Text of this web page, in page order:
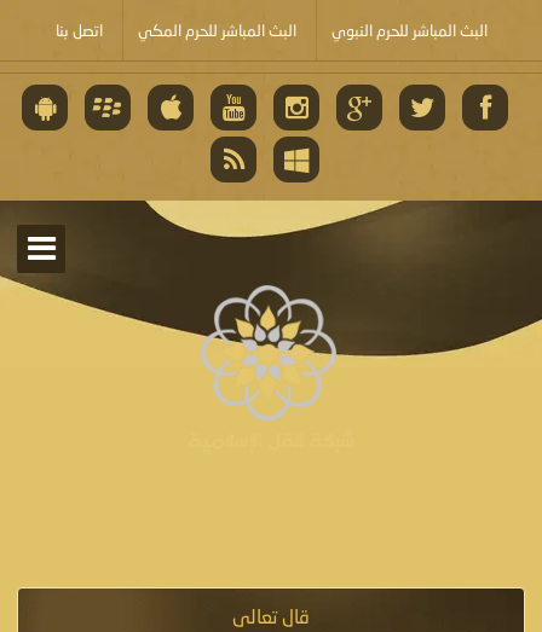
البث المباشر للحرم النبوي البث المباشر للحرم المكي اتصل بنا
قال تعالى